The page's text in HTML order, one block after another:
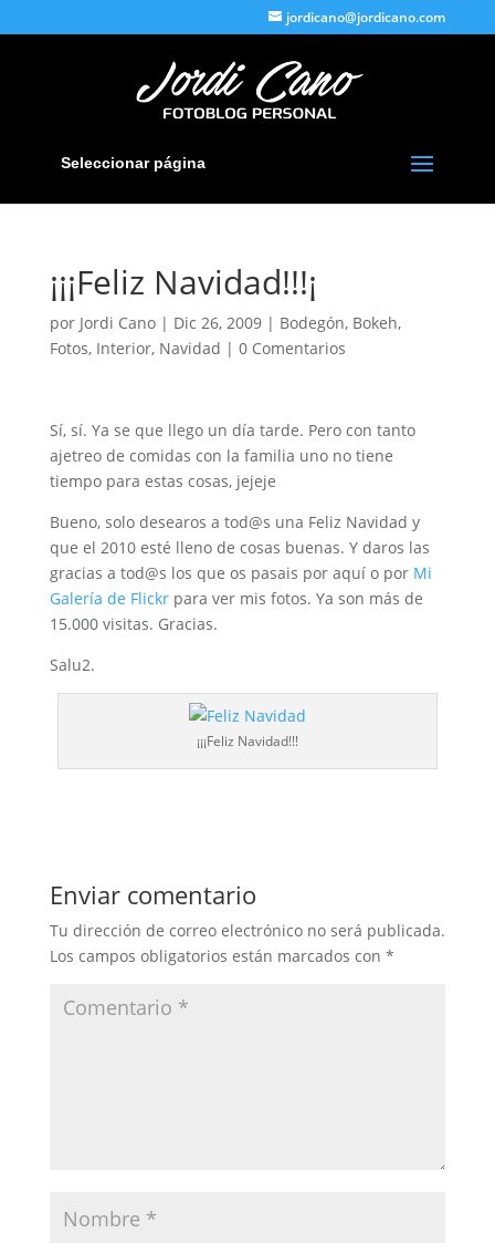
jordicano@jordicano.com
Seleccionar página
¡¡¡Feliz Navidad!!!¡
por Jordi Cano| Dic 26, 2009| Bodegón, Bokeh,
Fotos, Interior, Navidad | 0 Comentarios
Sí, sí. Ya se que llego un día tarde. Pero con tanto
ajetreo de comidas con la familia uno no tiene
tiempo para estas cosas, jejeje
Bueno, solo desearos a tod@s una Feliz Navidad y
que el 2010 esté lleno de cosas buenas. Y daros las
gracias a tod@s los que os pasais por aquí o por Mi
Galería de Flickrpara ver mis fotos. Ya son más de
15.000 visitas. Gracias.
Salu2.
¡¡¡Feliz Navidad!!!
Enviar comentario
Tu dirección de correo electrónico no será publicada.
Los campos obligatorios están marcados con *